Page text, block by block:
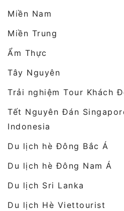
Miền Nam
Miền Trung
Ẩm Thực
Tây Nguyên
Trải nghiệm Tour Khách
Tết Nguyên Đán
Indonesia
Du lịch hè Đông Bắc Á
Du lịch hè Đông Nam Á
Du lịch Sri Lanka
Du lịch Hè Viettourist